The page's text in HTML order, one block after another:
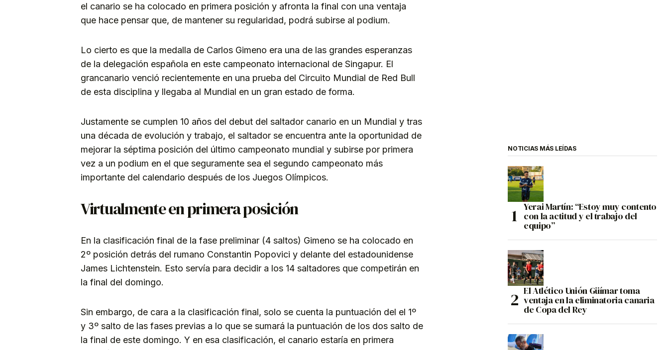
el canario se ha colocado en primera posición y afronta la final con una ventaja
que hace pensar que, de mantener su regularidad, podrá subirse al podium.
Lo cierto es que la medalla de Carlos Gimeno era una de las grandes esperanzas
de la delegación española en este campeonato internacional de Singapur. El
grancanario venció recientemente en una prueba del Circuito Mundial de Red Bull
de esta disciplina y llegaba al Mundial en un gran estado de forma.
Justamente se cumplen 10 años del debut del saltador canario en un Mundial y tras
una década de evolución y trabajo, el saltador se encuentra ante la oportunidad de
mejorar la séptima posición del último campeonato mundial y subirse por primera
vez a un podium en el que seguramente sea el segundo campeonato más
importante del calendario después de los Juegos Olímpicos.
Virtualmente en primera posición
En la clasificación final de la fase preliminar (4 saltos) Gimeno se ha colocado en
2º posición detrás del rumano Constantin Popovici y delante del estadounidense
James Lichtenstein. Esto servía para decidir a los 14 saltadores que competirán en
la final del domingo.
Sin embargo, de cara a la clasificación final, solo se cuenta la puntuación del el 1º
y 3º salto de las fases previas a lo que se sumará la puntuación de los dos salto de
la final de este domingo. Y en esa clasificación, el canario estaría en primera
NOTICIAS MÁS LEÍDAS
Yerai Martín: “Estoy muy contento
con la actitud y el trabajo del
equipo”
El Atlético Unión Güímar toma
ventaja en la eliminatoria canaria
de Copa del Rey